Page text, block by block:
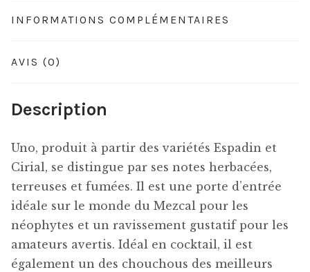
INFORMATIONS COMPLÉMENTAIRES
AVIS (0)
Description
Uno, produit à partir des variétés Espadin et
Cirial, se distingue par ses notes herbacées,
terreuses et fumées. Il est une porte d’entrée
idéale sur le monde du Mezcal pour les
néophytes et un ravissement gustatif pour les
amateurs avertis. Idéal en cocktail, il est
également un des chouchous des meilleurs